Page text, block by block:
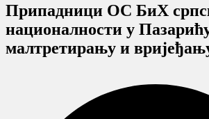
Припадници ОС БиХ
националности у
малтретирању и